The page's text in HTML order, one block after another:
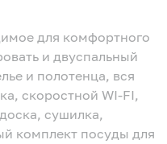
для комфортного
и двуспальный
и полотенца, вся
скоростной WI-FI,
сушилка,
комплект посуды для